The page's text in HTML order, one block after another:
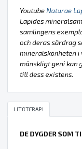
Youtube Naturae
Lapides
samlingens
och deras särdrag
mineralskönheten i
mänskligt geni kan
till dess existens.
LITOTERAPI
DE DYGDER SOM